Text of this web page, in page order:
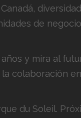
de
y mira al
la colaboración
du Soleil.